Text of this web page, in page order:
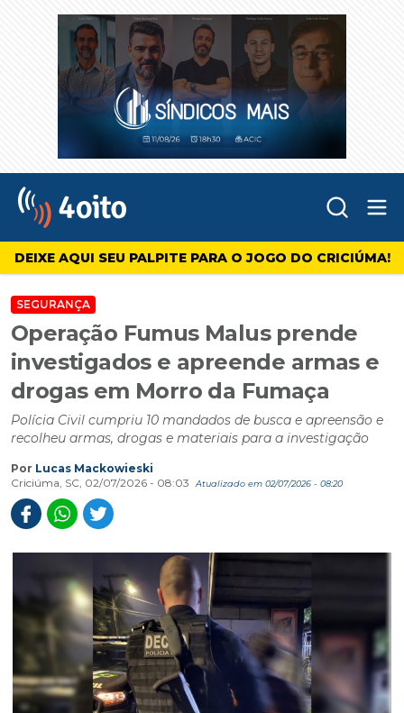
4oito
DEIXE AQUI SEU PALPITE PARA O JOGO DO CRICIÚMA!
SEGURANÇA
Operação Fumus Malus prende
investigados e apreende armas e
drogas em Morro da Fumaça
Polícia Civil cumpriu 10 mandados de busca e apreensão e
recolheu armas, drogas e materiais para a investigação
Por Lucas Mackowieski
Criciúma, SC, 02/07/2026 - 08:03
Atualizado em 02/07/2026 - 08:20